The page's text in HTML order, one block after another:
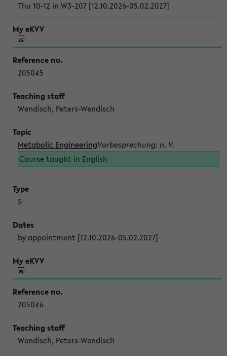
Thu 10-12 in W3-207 [12.10.2026-05.02.2027]
205045
Wendisch, Peters-Wendisch
Metabolic EngineeringVorbesprechung: n. V.
Course taught in English
S
by appointment [12.10.2026-05.02.2027]
205046
Wendisch, Peters-Wendisch